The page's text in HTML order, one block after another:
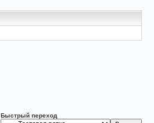
Быстрый переход